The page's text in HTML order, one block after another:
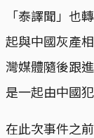
「泰譯聞」也
起與中國灰產
灣媒體隨後跟
是一起由中國
在此次事件之